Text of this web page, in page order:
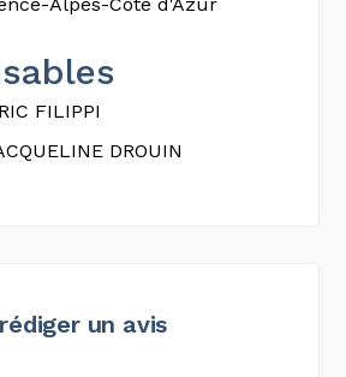
FILIPPI
DROUIN
un avis